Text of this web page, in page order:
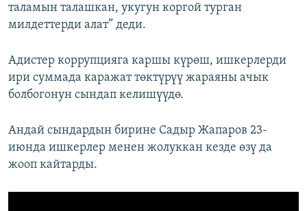
таламын талашкан, укугун коргой турган
милдеттерди алат” деди.
Адистер коррупцияга каршы күрөш, ишкерлерди
ири суммада каражат төктүрүү жараяны ачык
болбогонун сындап келишүүдө.
Андай сындардын бирине Садыр Жапаров 23-
июнда ишкерлер менен жолуккан кезде өзү да
жооп кайтарды.